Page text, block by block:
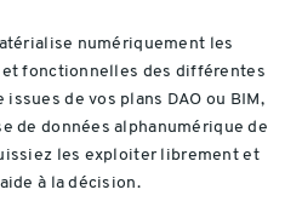
numériquement les
fonctionnelles des différentes
de vos plans DAO ou BIM,
de données alphanumérique de
les exploiter librement et
à la décision.